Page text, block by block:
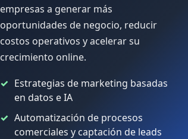
empresas a generar más
oportunidades de negocio, reducir
costos operativos y acelerar su
crecimiento online.
Estrategias de marketing basadas
en datos e IA
Automatización de procesos
comerciales y captación de leads